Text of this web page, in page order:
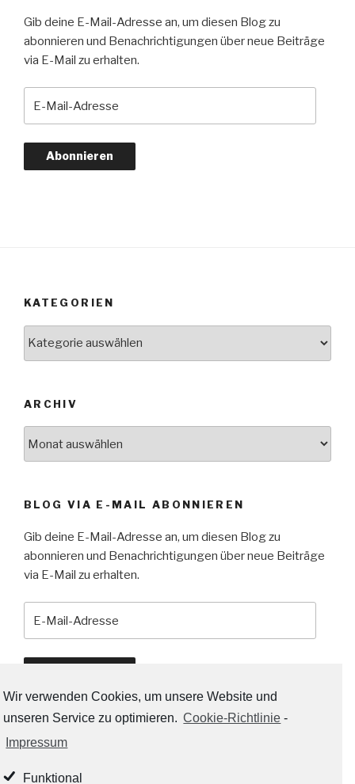
Wir verwenden Cookies, um unsere Website und
unseren Service zu optimieren. Cookie-Richtlinie -
Impressum
Funktional
Gib deine E-Mail-Adresse an, um diesen Blog zu
abonnieren und Benachrichtigungen über neue Beiträge
via E-Mail zu erhalten.
Mail-
Abonnieren
KATEGORIEN
ARCHIV
BLOG VIA E-MAIL ABONNIEREN
Gib deine E-Mail-Adresse an, um diesen Blog zu
abonnieren und Benachrichtigungen über neue Beiträge
via E-Mail zu erhalten.
Mail-
RSS-LINKS:
RSS - Beiträge